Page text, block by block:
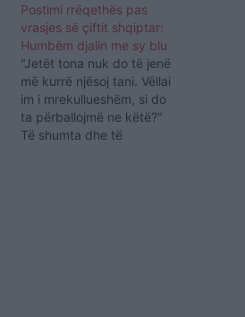
janë qëlluar para shtëpisë
së tyre në Yarraville,
Melbourne, në orën 10.30
të së martës. Ndërsa pas
krimit makabër Osman…
Postimi rrëqethës pas
vrasjes së çiftit shqiptar:
Humbëm djalin me sy blu
"Jetët tona nuk do të jenë
më kurrë njësoj tani. Vëllai
im i mrekullueshëm, si do
ta përballojmë ne këtë?"
Të shumta dhe të